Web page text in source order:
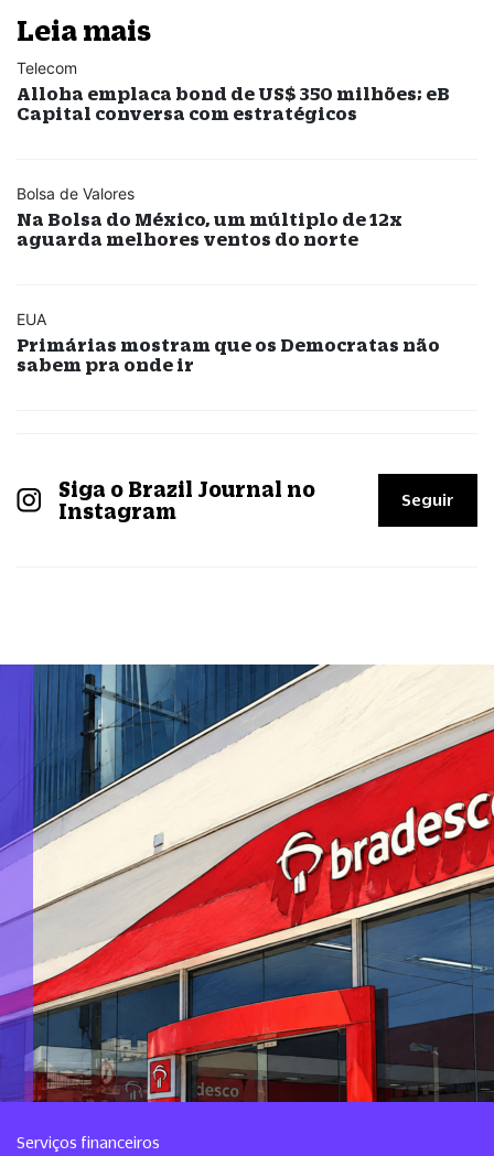
Leia mais
Telecom
Alloha emplaca bond de US$ 350 milhões; eB
Capital conversa com estratégicos
Bolsa de Valores
Na Bolsa do México, um múltiplo de 12x
aguarda melhores ventos do norte
EUA
Primárias mostram que os Democratas não
sabem pra onde ir
Siga o Brazil Journal no
Instagram
Seguir
Serviços financeiros